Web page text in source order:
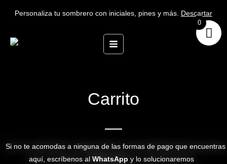
Personaliza tu sombrero con iniciales, pines y más. Descartar
Carrito
Si no te acomodas a ninguna de las formas de pago que encuentras
aquí, escríbenos al WhatsApp y lo solucionaremos
0